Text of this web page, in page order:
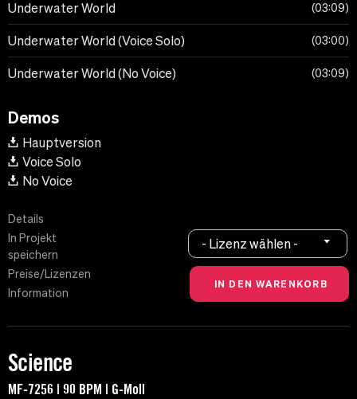
Underwater World 03:09
Underwater World (Voice Solo) 03:00
Underwater World (No Voice) 03:09
Demos
Hauptversion
Voice Solo
No Voice
Details
In Projekt
speichern
Preise/Lizenzen
Information
- Lizenz wählen -
Science
MF-7256 | 90 BPM | G-Moll